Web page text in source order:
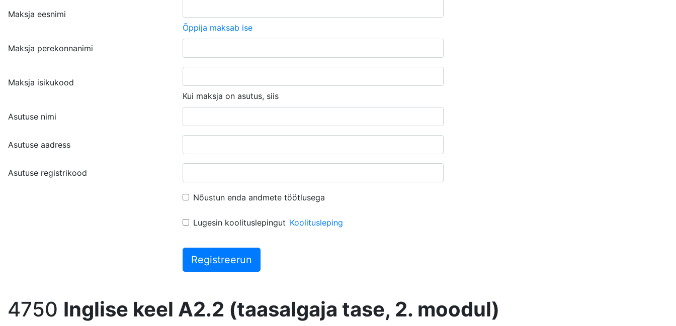
Maksja eesnimi
Õppija maksab ise
Maksja perekonnanimi
Maksja isikukood
Kui maksja on asutus, siis
Asutuse nimi
Asutuse aadress
Asutuse registrikood
Nõustun enda andmete töötlusega
Lugesin koolituslepingut Koolitusleping
4750 Inglise keel A2.2 (taasalgaja tase, 2. moodul)